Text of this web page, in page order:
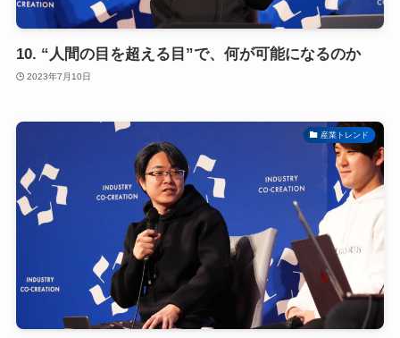
10. “人間の目を超える目”で、何が可能になるのか
2023年7月10日
産業トレンド